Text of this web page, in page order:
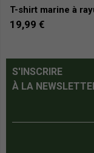
T-shirt marine à
19,99 €
S'INSCRIRE
À LA